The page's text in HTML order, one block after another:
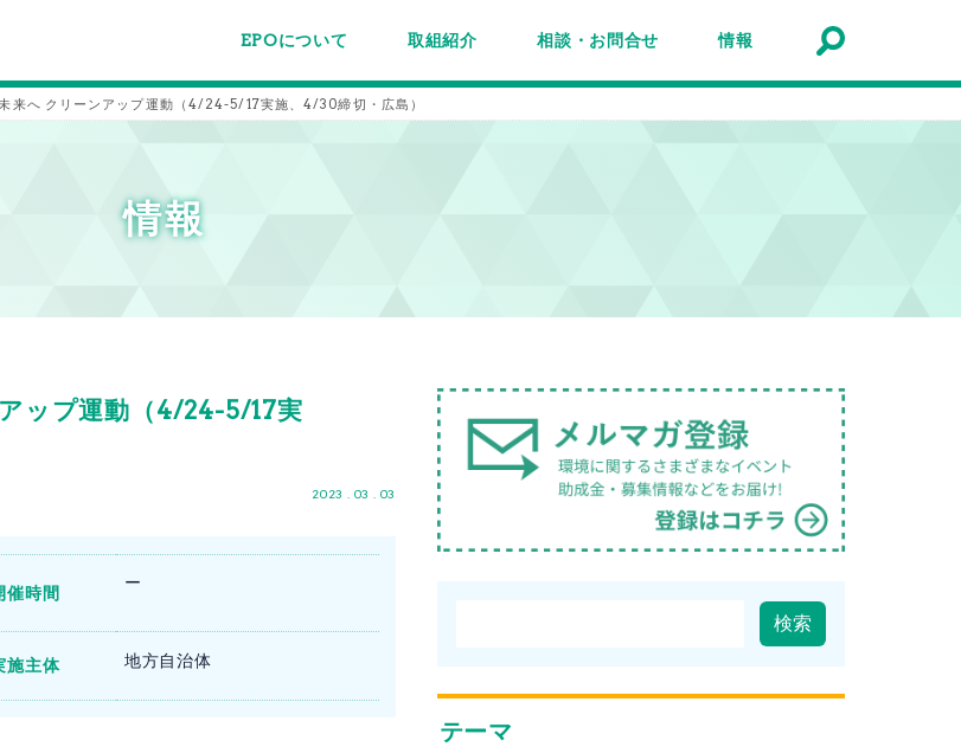
EPOについて
EPOちゅうごくについて
事業内容
スタッフ紹介
施設案内/利用案内
取組紹介
パートナーシップ紹介
主催事業報告
各種事例
メールマガジン
メルマガ登録
相談・お問合せ 情報
来へ クリーンアップ運動（4/24-5/17実施、4/30締切・広島）
情報
ップ運動（4/24-5/17実
2023 . 03 . 03
催時間 ー
施主体 地方自治体
テーマ